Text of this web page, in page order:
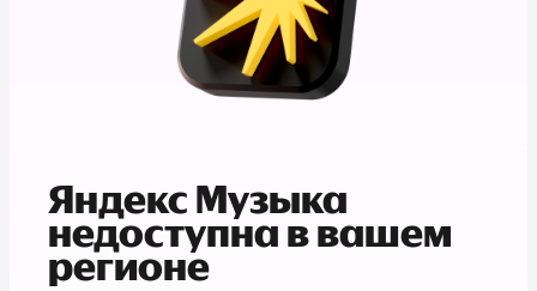
Яндекс Музыка
недоступна в вашем
регионе